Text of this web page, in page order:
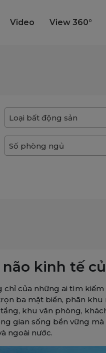
Video View 360°
Loại bất động sản
Số phòng ngủ
não kinh tế
chỉ của những ai tìm
ba mặt biển, phân
khu văn phòng,
gian sống bền vững
ngoài nước.